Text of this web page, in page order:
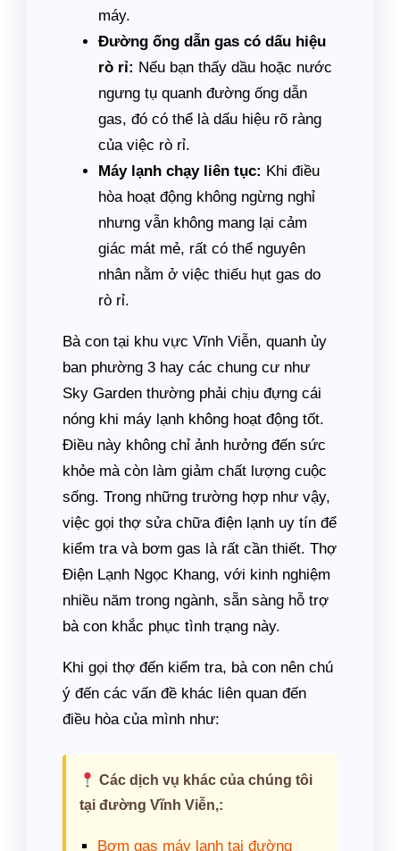
máy.
Đường ống dẫn gas có dấu hiệu
rò rỉ: Nếu bạn thấy dầu hoặc nước
ngưng tụ quanh đường ống dẫn
gas, đó có thể là dấu hiệu rõ ràng
của việc rò rỉ.
Máy lạnh chạy liên tục: Khi điều
hòa hoạt động không ngừng nghỉ
nhưng vẫn không mang lại cảm
giác mát mẻ, rất có thể nguyên
nhân nằm ở việc thiếu hụt gas do
rò rỉ.
Bà con tại khu vực Vĩnh Viễn, quanh ủy
ban phường 3 hay các chung cư như
Sky Garden thường phải chịu đựng cái
nóng khi máy lạnh không hoạt động tốt.
Điều này không chỉ ảnh hưởng đến sức
khỏe mà còn làm giảm chất lượng cuộc
sống. Trong những trường hợp như vậy,
việc gọi thợ sửa chữa điện lạnh uy tín để
kiểm tra và bơm gas là rất cần thiết. Thợ
Điện Lạnh Ngọc Khang, với kinh nghiệm
nhiều năm trong ngành, sẵn sàng hỗ trợ
bà con khắc phục tình trạng này.
Khi gọi thợ đến kiểm tra, bà con nên chú
ý đến các vấn đề khác liên quan đến
điều hòa của mình như:
Các dịch vụ khác của chúng tôi
tại đường Vĩnh Viễn,:
Bơm gas máy lạnh tại đường